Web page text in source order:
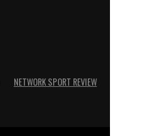
NETWORK SPORT REVIEW